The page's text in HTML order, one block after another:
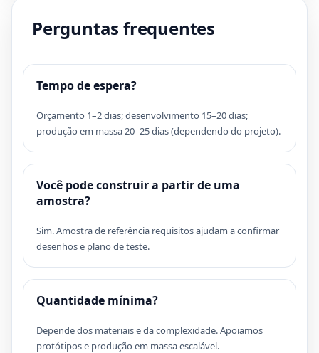
Perguntas frequentes
Tempo de espera?
Orçamento 1–2 dias; desenvolvimento 15–20 dias;
produção em massa 20–25 dias (dependendo do projeto).
Você pode construir a partir de uma
amostra?
Sim. Amostra de referência requisitos ajudam a confirmar
desenhos e plano de teste.
Quantidade mínima?
Depende dos materiais e da complexidade. Apoiamos
protótipos e produção em massa escalável.